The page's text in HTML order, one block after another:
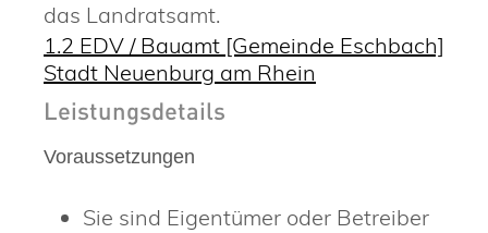
das Landratsamt.
1.2 EDV / Bauamt [Gemeinde Eschbach]
Stadt Neuenburg am Rhein
Leistungsdetails
Voraussetzungen
Sie sind Eigentümer oder Betreiber